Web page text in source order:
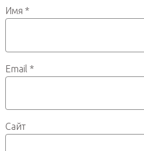
Имя *
Email *
Сайт